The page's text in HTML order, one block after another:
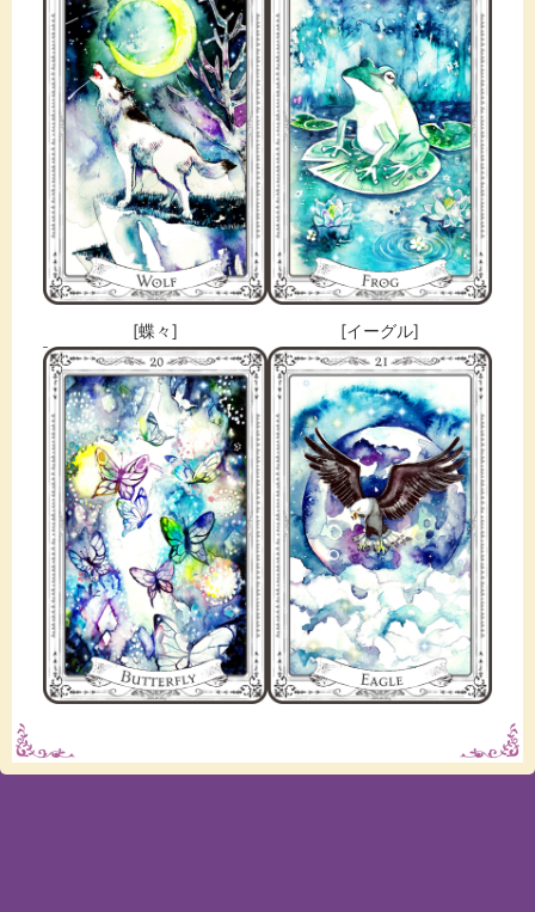
[蝶々] [イーグル]